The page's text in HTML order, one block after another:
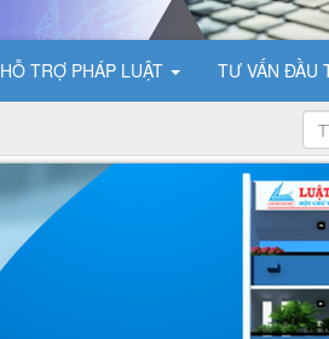
HỖ TRỢ PHÁP LUẬT TƯ VẤN ĐẦU